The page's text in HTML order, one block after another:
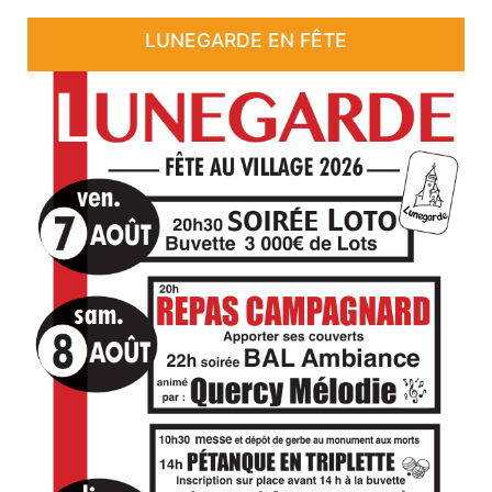
LUNEGARDE EN FÊTE